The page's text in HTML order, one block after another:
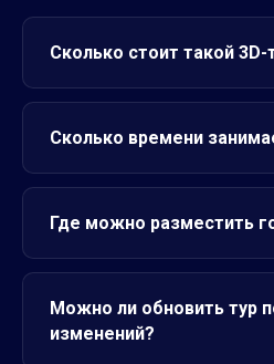
Сколько стоит такой 3D-
Сколько времени
Где можно разместить
Можно ли обновить тур
изменений?